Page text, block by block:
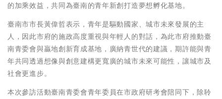
的加乘效益，共同為臺南的青年新創打造夢想孵化基地。
臺南市市長黃偉哲表示，青年是驅動國家、城市未來發展的主
人，因此市府的施政高度重視與年輕人的對話，為此市府推動臺
南青委會與贏地創新育成基地，廣納青世代的建議，期許能與青
年共同透過想像與創意建構更寬廣的城市未來可能性，讓城市及
社會更進步。
本次參訪活動臺南青委會青年委員在市政府研考會陪同下，除聆